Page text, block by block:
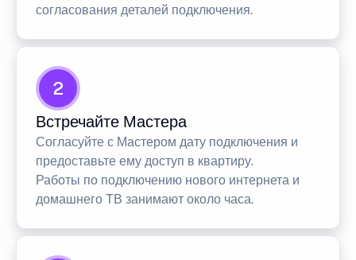
согласования деталей подключения.
2
Встречайте Мастера
Согласуйте с Мастером дату подключения и
предоставьте ему доступ в квартиру.
Работы по подключению нового интернета и
домашнего ТВ занимают около часа.